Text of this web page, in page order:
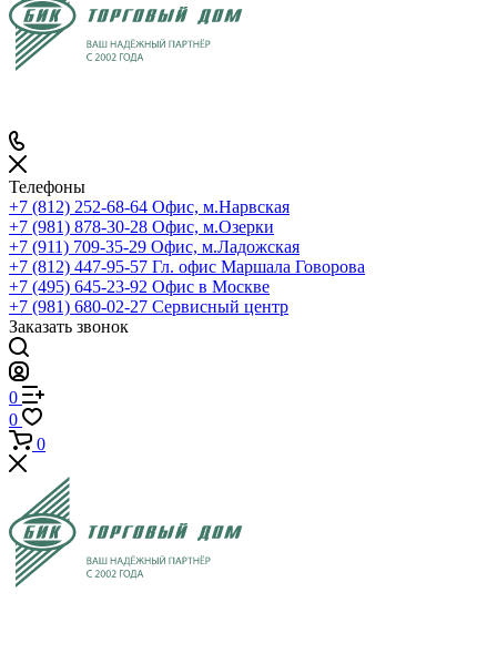
Телефоны
+7 (812) 252-68-64 Офис, м.Нарвская
+7 (981) 878-30-28 Офис, м.Озерки
+7 (911) 709-35-29 Офис, м.Ладожская
+7 (812) 447-95-57 Гл. офис Маршала Говорова
+7 (495) 645-23-92 Офис в Москве
+7 (981) 680-02-27 Сервисный центр
Заказать звонок
0
0
0